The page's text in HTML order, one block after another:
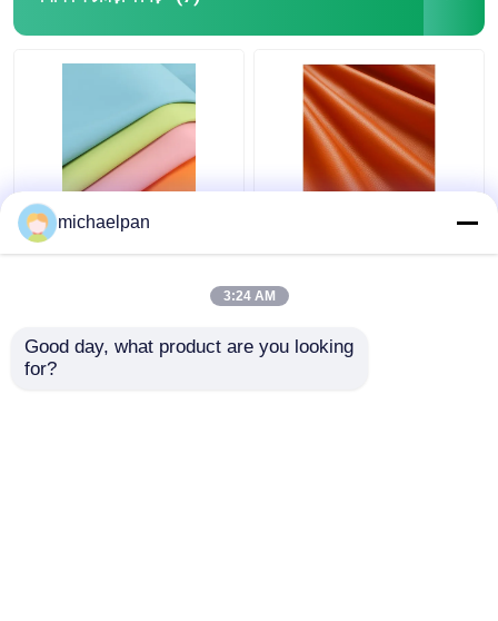
নরম সিলিকন চামড়া ফ্যাব্রিক
দ্রাবক মুক্ত স্ক্র্যাচ প্রতিরোধী
michaelpan
3:24 AM
Good day, what product are you looking
for?